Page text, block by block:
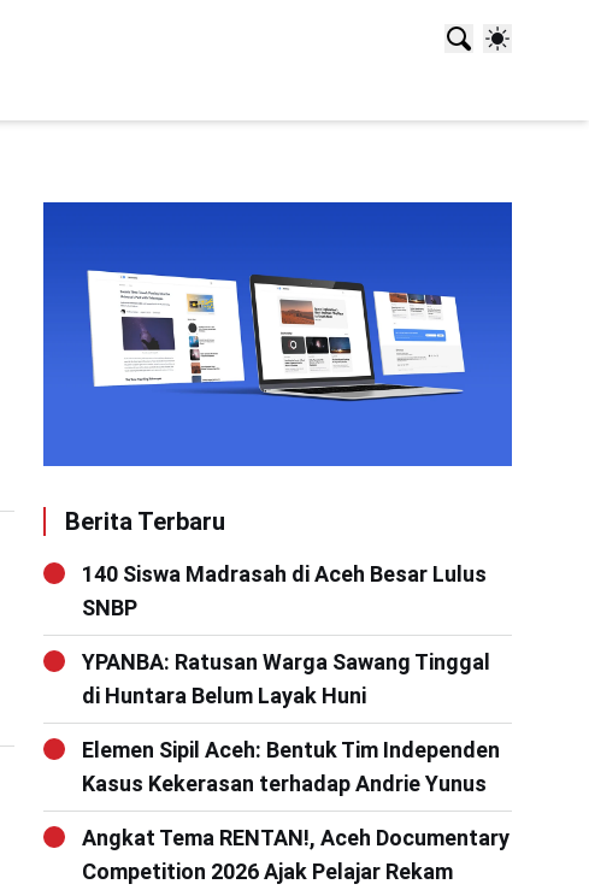
Berita Terbaru
140 Siswa Madrasah di Aceh Besar Lulus
SNBP
YPANBA: Ratusan Warga Sawang Tinggal
di Huntara Belum Layak Huni
Elemen Sipil Aceh: Bentuk Tim Independen
Kasus Kekerasan terhadap Andrie Yunus
Angkat Tema RENTAN!, Aceh Documentary
Competition 2026 Ajak Pelajar Rekam